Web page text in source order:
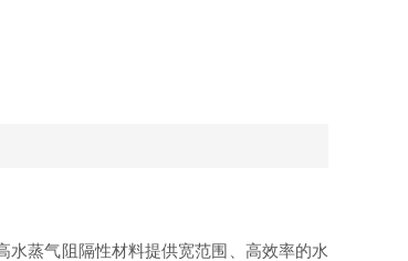
蒸气阻隔性材料提供宽范围、高效率的水